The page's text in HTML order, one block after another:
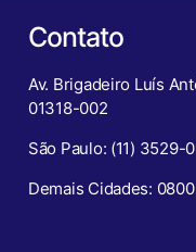
Contato
Av. Brigadeiro Luís
01318-002
São Paulo: (11) 3529-
Demais Cidades: